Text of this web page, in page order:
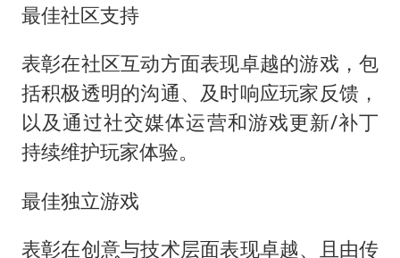
最佳社区支持
表彰在社区互动方面表现卓越的游戏，包
括积极透明的沟通、及时响应玩家反馈，
以及通过社交媒体运营和游戏更新/补丁
持续维护玩家体验。
最佳独立游戏
表彰在创意与技术层面表现卓越、且由传